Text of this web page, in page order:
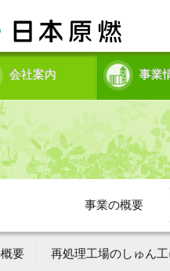
会社案内 事業
事業の概要
要 再処理工場のしゅん